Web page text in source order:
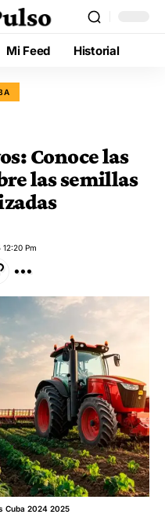
Mi Feed Historial
Conoce las
las semillas
Pm
Cuba 2024 2025